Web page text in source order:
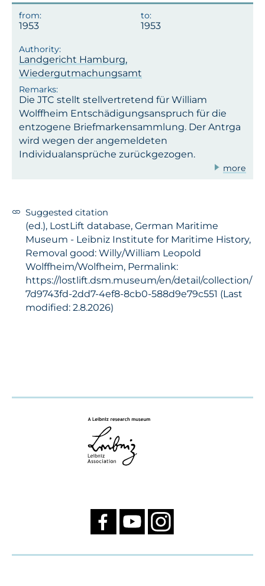
1953 1953
Landgericht Hamburg,
Wiedergutmachungsamt
Die JTC stellt stellvertretend für William
Wolffheim Entschädigungsanspruch für die
entzogene Briefmarkensammlung. Der Antrga
wird wegen der angemeldeten
Individualansprüche zurückgezogen.
more
Suggested citation
(ed.), LostLift database, German Maritime
Museum - Leibniz Institute for Maritime History,
Removal good: Willy/William Leopold
Wolffheim/Wolfheim, Permalink:
https://lostlift.dsm.museum/en/detail/collection/
7d9743fd-2dd7-4ef8-8cb0-588d9e79c551 (Last
modified: 2.8.2026)